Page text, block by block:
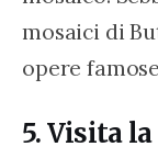
mosaici di
opere
5. Visita